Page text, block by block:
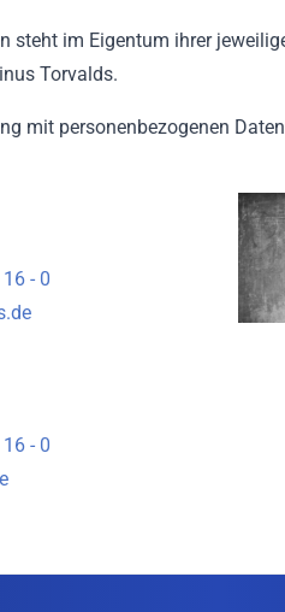
steht im Eigentum ihrer
Torvalds.
mit personenbezogenen
- 0
- 0